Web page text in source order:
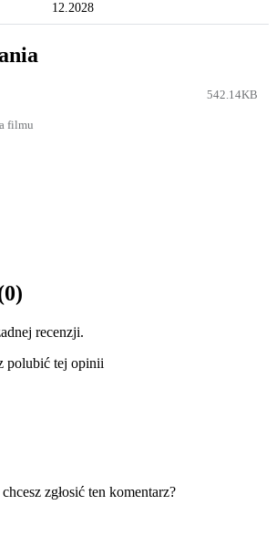
12.2028
542.14KB
filmu
recenzji.
polubić tej opinii
zgłosić ten komentarz?